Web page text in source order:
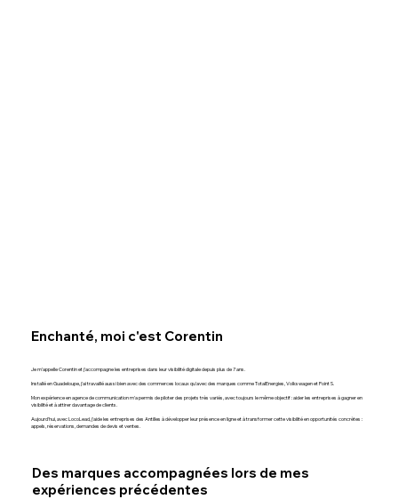
Enchanté, moi c'est Corentin
Je m'appelle Corentin et j'accompagne les entreprises dans leur visibilité digitale depuis plus de 7 ans.
Installé en Guadeloupe, j'ai travaillé aussi bien avec des commerces locaux qu'avec des marques comme TotalEnergies, Volkswagen et Point S.
Mon expérience en agence de communication m'a permis de piloter des projets très variés, avec toujours le même objectif : aider les entreprises à gagner en
visibilité et à attirer davantage de clients.
Aujourd'hui, avec LocoLead, j'aide les entreprises des Antilles à développer leur présence en ligne et à transformer cette visibilité en opportunités concrètes :
appels, réservations, demandes de devis et ventes.
Des marques accompagnées lors de mes
expériences précédentes